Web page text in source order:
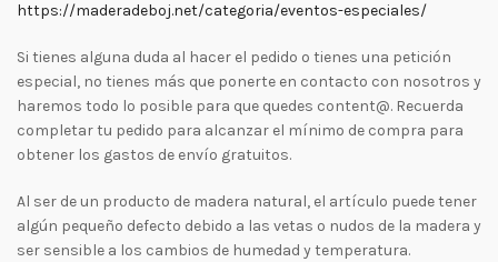
https://maderadeboj.net/categoria/eventos-especiales/
Si tienes alguna duda al hacer el pedido o tienes una petición
especial, no tienes más que ponerte en contacto con nosotros y
haremos todo lo posible para que quedes content@. Recuerda
completar tu pedido para alcanzar el mínimo de compra para
obtener los gastos de envío gratuitos.
Al ser de un producto de madera natural, el artículo puede tener
algún pequeño defecto debido a las vetas o nudos de la madera y
ser sensible a los cambios de humedad y temperatura.